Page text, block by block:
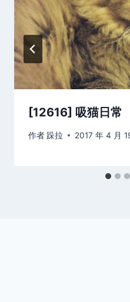
[12616] 吸猫日常
作者 跺拉 2017 年 4 月